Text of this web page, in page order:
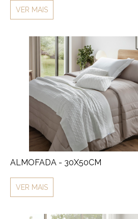
VER MAIS
ALMOFADA - 30X50CM
VER MAIS